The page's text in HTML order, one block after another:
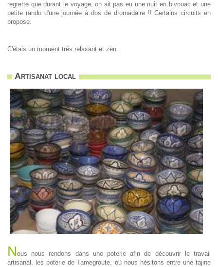
regrette que durant le voyage, on ait pas eu une nuit en bivouac et une
petite rando d'une journée à dos de dromadaire !! Certains circuits en
propose.
C'étais un moment trés relaxant et zen.
Artisanat local
Nous nous rendons dans une poterie afin de découvrir le travail
artisanal, les poterie de Tamegroute, où nous hésitons entre une tajine